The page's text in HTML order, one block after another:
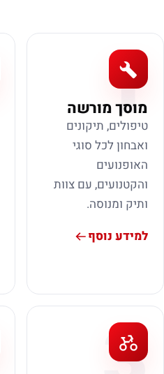
1
מוסך מורשה
טיפולים, תיקונים
ואבחון לכל סוגי
האופנועים
והקטנועים, עם צוות
ותיק ומנוסה.
למידע נוסף